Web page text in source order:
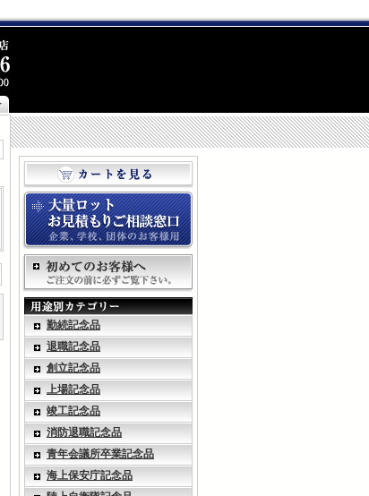
勤続記念品
退職記念品
創立記念品
上場記念品
竣工記念品
消防退職記念品
青年会議所卒業記念品
海上保安庁記念品